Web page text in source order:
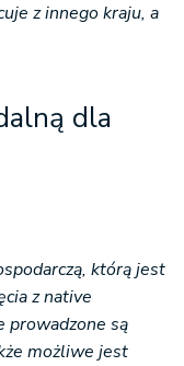
z innego kraju, a
dla
którą jest
z native
prowadzone są
możliwe jest